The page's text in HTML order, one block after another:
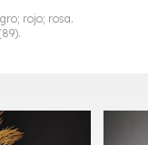
rojo; rosa.